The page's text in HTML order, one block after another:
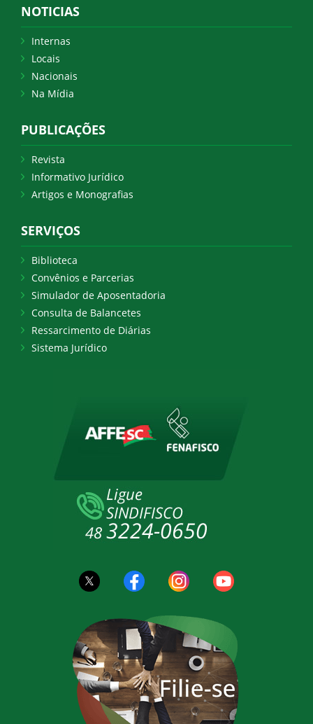
NOTICIAS
Internas
Locais
Nacionais
Na Mídia
PUBLICAÇÕES
Revista
Informativo Jurídico
Artigos e Monografias
SERVIÇOS
Biblioteca
Convênios e Parcerias
Simulador de Aposentadoria
Consulta de Balancetes
Ressarcimento de Diárias
Sistema Jurídico